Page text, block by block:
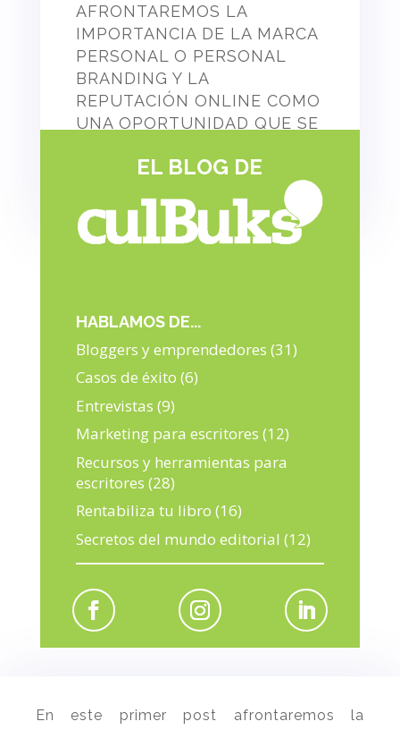
AFRONTAREMOS LA
IMPORTANCIA DE LA MARCA
PERSONAL O PERSONAL
BRANDING Y LA
REPUTACIÓN ONLINE COMO
UNA OPORTUNIDAD QUE SE
ESCRITORES PARA
DIFERENCIARSE DEL RESTO.
EL BLOG DE
HABLAMOS DE...
Bloggers y emprendedores (31)
Casos de éxito (6)
Entrevistas (9)
Marketing para escritores (12)
Recursos y herramientas para
escritores (28)
Rentabiliza tu libro (16)
Secretos del mundo editorial (12)
En este primer post afrontaremos la